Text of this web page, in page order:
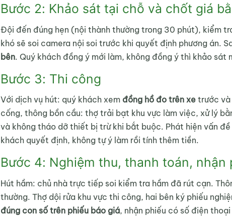
Bước 2: Khảo sát tại chỗ và chốt giá
Đội đến đúng hẹn (nội thành thường trong 30 phút), kiểm
khó sẽ soi camera nội soi trước khi quyết định phương án.
bên. Quý khách đồng ý mới làm, không đồng ý thì khảo sát
Bước 3: Thi công
Với dịch vụ hút: quý khách xem đồng hồ đo trên xe trước và
cống, thông bồn cầu: thợ trải bạt khu vực làm việc, xử lý
và không tháo dỡ thiết bị trừ khi bắt buộc. Phát hiện vấn
khách quyết định, không tự ý làm rồi tính thêm tiền.
Bước 4: Nghiệm thu, thanh toán, nhận
Hút hầm: chủ nhà trực tiếp soi kiểm tra hầm đã rút cạn.
thường. Thợ dội rửa khu vực thi công, hai bên ký phiếu
đúng con số trên phiếu báo giá, nhận phiếu có số điện